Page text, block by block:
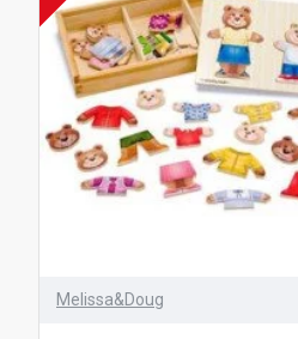
Melissa&Doug